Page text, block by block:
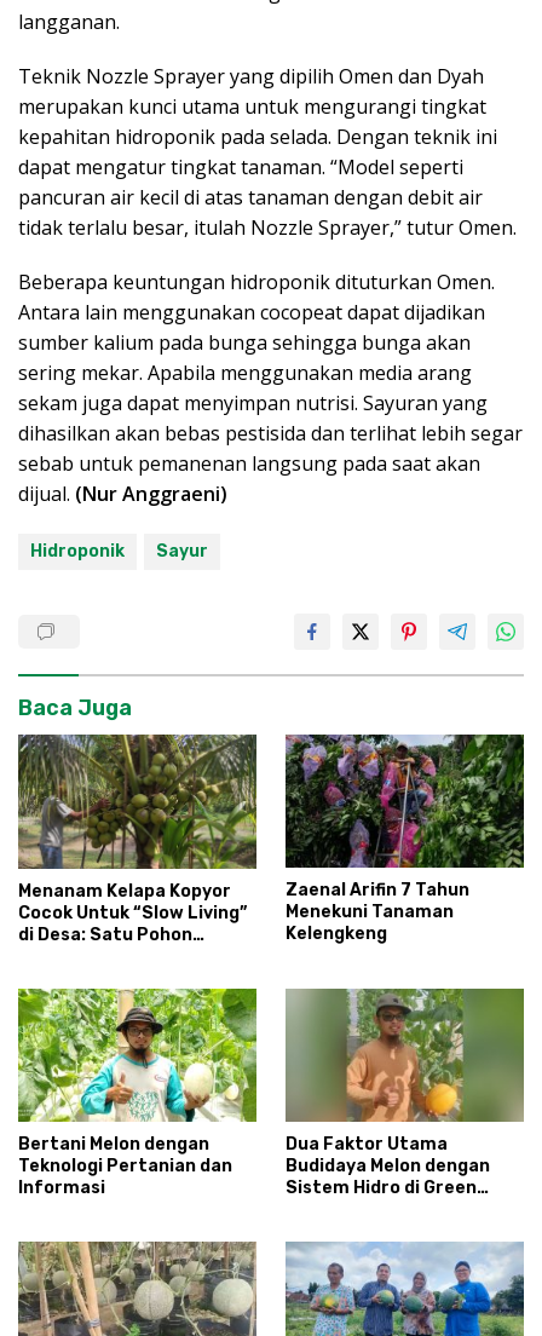
langganan.
Teknik Nozzle Sprayer yang dipilih Omen dan Dyah
merupakan kunci utama untuk mengurangi tingkat
kepahitan hidroponik pada selada. Dengan teknik ini
dapat mengatur tingkat tanaman. “Model seperti
pancuran air kecil di atas tanaman dengan debit air
tidak terlalu besar, itulah Nozzle Sprayer,” tutur Omen.
Beberapa keuntungan hidroponik dituturkan Omen.
Antara lain menggunakan cocopeat dapat dijadikan
sumber kalium pada bunga sehingga bunga akan
sering mekar. Apabila menggunakan media arang
sekam juga dapat menyimpan nutrisi. Sayuran yang
dihasilkan akan bebas pestisida dan terlihat lebih segar
sebab untuk pemanenan langsung pada saat akan
dijual. (Nur Anggraeni)
Hidroponik Sayur
Baca Juga
Menanam Kelapa Kopyor
Cocok Untuk “Slow Living”
di Desa: Satu Pohon
Zaenal Arifin 7 Tahun
Menekuni Tanaman
Kelengkeng
Bertani Melon dengan
Teknologi Pertanian dan
Informasi
Dua Faktor Utama
Budidaya Melon dengan
Sistem Hidro di Green